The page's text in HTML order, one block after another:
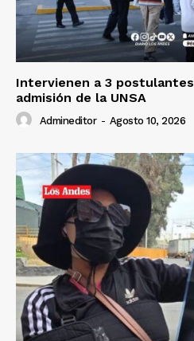
Intervienen a 3
admisión de la UNSA
Admineditor - Agosto 10, 2026